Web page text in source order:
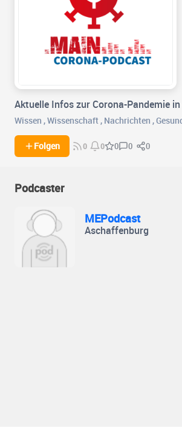
Aktuelle Infos zur Corona-Pandemie
Wissen ,Wissenschaft , Nachrichten ,
Folgen 0 0 0 0 0
Podcaster
MEPodcast
Aschaffenburg